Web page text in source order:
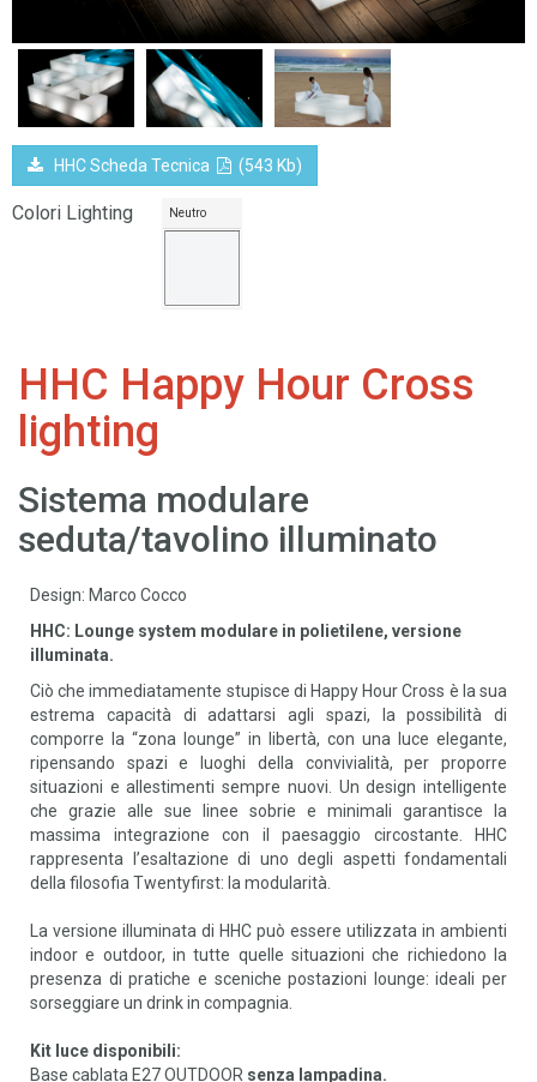
HHC Scheda Tecnica (543 Kb)
Colori Lighting Neutro
HHC Happy Hour Cross
lighting
Sistema modulare
seduta/tavolino illuminato
Design: Marco Cocco
HHC: Lounge system modulare in polietilene, versione
illuminata.
Ciò che immediatamente stupisce di Happy Hour Cross è la sua
estrema capacità di adattarsi agli spazi, la possibilità di
comporre la “zona lounge” in libertà, con una luce elegante,
ripensando spazi e luoghi della convivialità, per proporre
situazioni e allestimenti sempre nuovi. Un design intelligente
che grazie alle sue linee sobrie e minimali garantisce la
massima integrazione con il paesaggio circostante. HHC
rappresenta l’esaltazione di uno degli aspetti fondamentali
della filosofia Twentyfirst: la modularità.
La versione illuminata di HHC può essere utilizzata in ambienti
indoor e outdoor, in tutte quelle situazioni che richiedono la
presenza di pratiche e sceniche postazioni lounge: ideali per
sorseggiare un drink in compagnia.
Kit luce disponibili:
Base cablata E27 OUTDOOR senza lampadina.